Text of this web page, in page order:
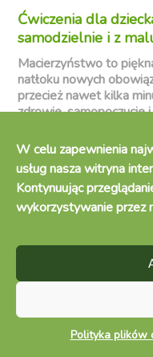
W celu zapewnienia
usług nasza witryna
Kontynuując
wykorzystywanie przez
Polityka plików
Ćwiczenia dla
samodzielnie i z
Macierzyństwo to
natłoku nowych
przecież nawet kilka
zdrowie, samopoczucie
na siłowni. To może być
z niemowlakiem na
mamy, które będą dla
Wiele mam zastanawia
porodzie, jak wracać do
Kiedy można